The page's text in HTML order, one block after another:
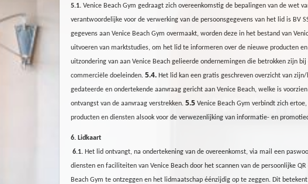
5.1. Venice Beach Gym gedraagt zich overeenkomstig de bepalingen van de wet
verantwoordelijke voor de verwerking van de persoonsgegevens van het lid is BV
gegevens aan Venice Beach Gym overmaakt, worden deze in het bestand van
uitvoeren van marktstudies, om het lid te informeren over de nieuwe producten
uitzondering van aan Venice Beach gelieerde ondernemingen die betrokken zijn
commerciële doeleinden. 5.4. Het lid kan een gratis geschreven overzicht van
gedateerde en ondertekende aanvraag gericht aan Venice Beach, welke is
ontvangst van de aanvraag verstrekken. 5.5 Venice Beach Gym verbindt zich
producten en diensten alsook voor de verwezenlijking van informatie- en
6. Lidkaart
6.1. Het lid ontvangt, na ondertekening van de overeenkomst, via mail een
diensten en faciliteiten van Venice Beach door het scannen van de persoonlijke QR
Beach Gym te ontzeggen en het lidmaatschap éénzijdig op te zeggen. Dit